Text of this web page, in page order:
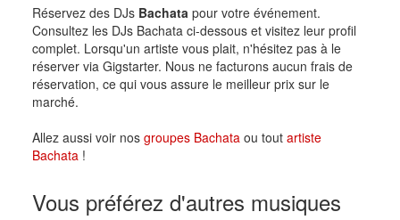
Réservez des DJs Bachata pour votre événement.
Consultez les DJs Bachata ci-dessous et visitez leur profil
complet. Lorsqu'un artiste vous plait, n'hésitez pas à le
réserver via Gigstarter. Nous ne facturons aucun frais de
réservation, ce qui vous assure le meilleur prix sur le
marché.
Allez aussi voir nos groupes Bachata ou tout artiste
Bachata !
Vous préférez d'autres musiques